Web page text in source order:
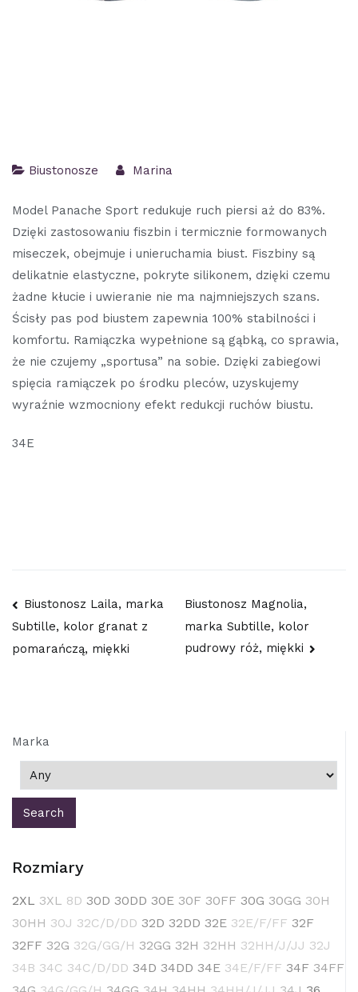
Biustonosze Marina
Model Panache Sport redukuje ruch piersi aż do 83%.
Dzięki zastosowaniu fiszbin i termicznie formowanych
miseczek, obejmuje i unieruchamia biust. Fiszbiny są
delikatnie elastyczne, pokryte silikonem, dzięki czemu
żadne kłucie i uwieranie nie ma najmniejszych szans.
Ścisły pas pod biustem zapewnia 100% stabilności i
komfortu. Ramiączka wypełnione są gąbką, co sprawia,
że nie czujemy „sportusa” na sobie. Dzięki zabiegowi
spięcia ramiączek po środku pleców, uzyskujemy
wyraźnie wzmocniony efekt redukcji ruchów biustu.
34E
Nawigacja
wpisu
Biustonosz Laila, marka
Subtille, kolor granat z
pomarańczą, miękki
Biustonosz Magnolia,
marka Subtille, kolor
pudrowy róż, miękki
Marka
Rozmiary
2XL 3XL 8D 30D 30DD 30E 30F 30FF 30G 30GG 30H
30HH 30J 32C/D/DD 32D 32DD 32E 32E/F/FF 32F
32FF 32G 32G/GG/H 32GG 32H 32HH 32HH/J/JJ 32J
34B 34C 34C/D/DD 34D 34DD 34E 34E/F/FF 34F 34FF